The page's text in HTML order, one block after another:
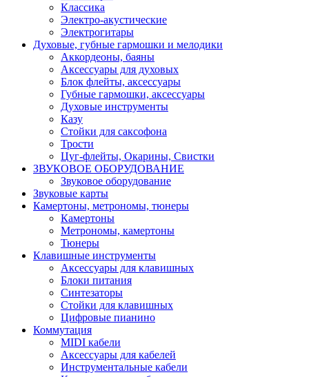
Классика
Электро-акустические
Электрогитары
Духовые, губные гармошки и мелодики
Аккордеоны, баяны
Аксессуары для духовых
Блок флейты, аксессуары
Губные гармошки, аксессуары
Духовые инструменты
Казу
Стойки для саксофона
Трости
Цуг-флейты, Окарины, Свистки
ЗВУКОВОЕ ОБОРУДОВАНИЕ
Звуковое оборудование
Звуковые карты
Камертоны, метрономы, тюнеры
Камертоны
Метрономы, камертоны
Тюнеры
Клавишные инструменты
Аксессуары для клавишных
Блоки питания
Синтезаторы
Стойки для клавишных
Цифровые пианино
Коммутация
MIDI кабели
Аксессуары для кабелей
Инструментальные кабели